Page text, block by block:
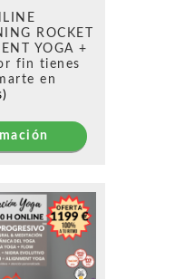
ROCKET
YOGA +
fin tienes
en